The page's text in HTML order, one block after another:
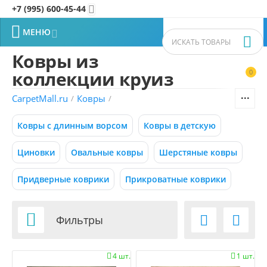
+7 (995) 600-45-44 
0


 МЕНЮ
Фильтры товаров
Р – Р
2100Р 26250
0.50x0.88
Ковры из
коллекции круиз
CarpetMall.ru / Ковры /
Ковры с длинным ворсом Ковры в детскую
Циновки Овальные ковры Шерстяные ковры
Придверные коврики Прикроватные коврики
 Фильтры  
4 шт.
 1 шт.
